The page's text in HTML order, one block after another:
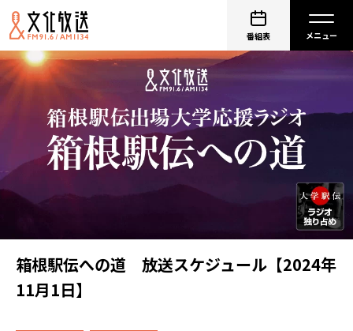
番組表
箱根駅伝への道 放送スケジュール【2024年
11月1日】